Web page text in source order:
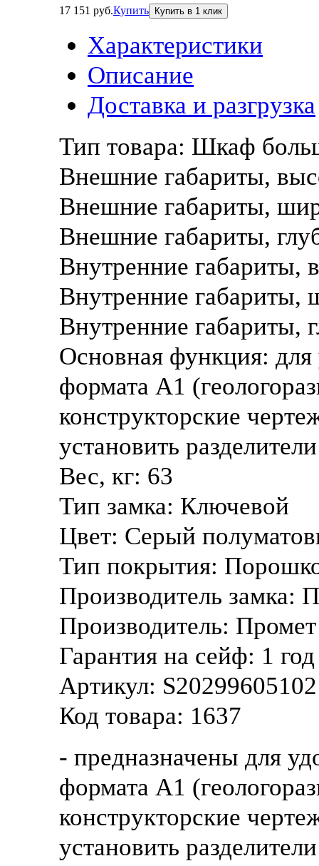
17 151 руб.Купить
Характеристики
Описание
Доставка и разгрузка
Тип товара: Шкаф
Внешние габариты,
Внешние габариты,
Внешние габариты,
Внутренние габариты,
Внутренние
Внутренние габариты,
Основная функция: для
формата А1
конструкторские
установить
Вес, кг: 63
Тип замка: Ключевой
Цвет: Cерый
Тип покрытия:
Производитель замка:
Производитель: Промет
Гарантия на сейф: 1 год
Артикул: S20299605102
Код товара: 1637
- предназначены для
формата А1
конструкторские
установить